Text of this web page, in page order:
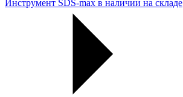
Инструмент SDS-max в наличии на складе